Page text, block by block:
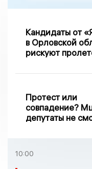
Кандидаты от
в Орловской
рискуют
Протест или
совпадение?
депутаты не
10:00